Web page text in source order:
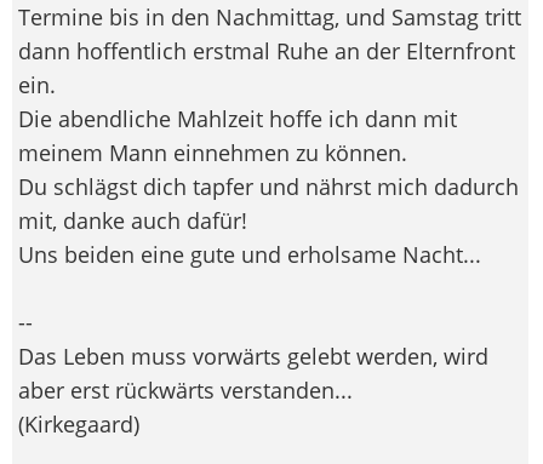
Termine bis in den Nachmittag, und Samstag tritt
dann hoffentlich erstmal Ruhe an der Elternfront
ein.
Die abendliche Mahlzeit hoffe ich dann mit
meinem Mann einnehmen zu können.
Du schlägst dich tapfer und nährst mich dadurch
mit, danke auch dafür!
Uns beiden eine gute und erholsame Nacht...
--
Das Leben muss vorwärts gelebt werden, wird
aber erst rückwärts verstanden...
(Kirkegaard)